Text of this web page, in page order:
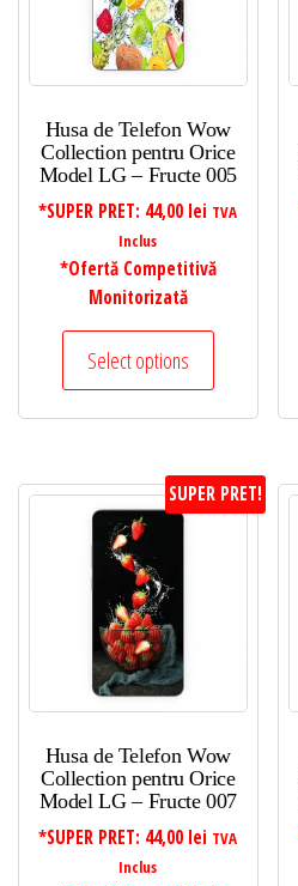
Husa de Telefon Wow
Collection pentru Orice
Model LG – Fructe 005
*SUPER PRET: 44,00 lei TVA
Inclus
*Ofertă Competitivă
Monitorizată
Select options
SUPER PRET!
Husa de Telefon Wow
Collection pentru Orice
Model LG – Fructe 007
*SUPER PRET: 44,00 lei TVA
Inclus